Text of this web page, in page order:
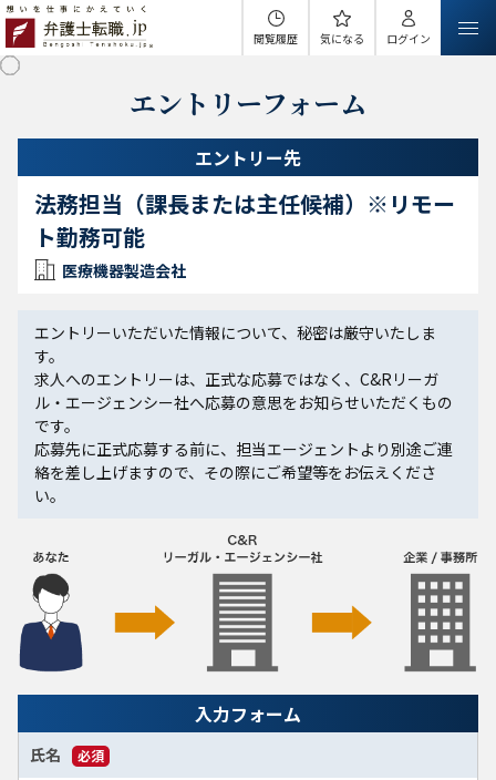
閲覧履歴 気になる ログイン
エントリーフォーム
エントリー先
法務担当（課長または主任候補）※リモー
ト勤務可能
医療機器製造会社
エントリーいただいた情報について、秘密は厳守いたしま
す。
求人へのエントリーは、正式な応募ではなく、C&Rリーガ
ル・エージェンシー社へ応募の意思をお知らせいただくもの
です。
応募先に正式応募する前に、担当エージェントより別途ご連
絡を差し上げますので、その際にご希望等をお伝えくださ
い。
入力フォーム
氏名 必須